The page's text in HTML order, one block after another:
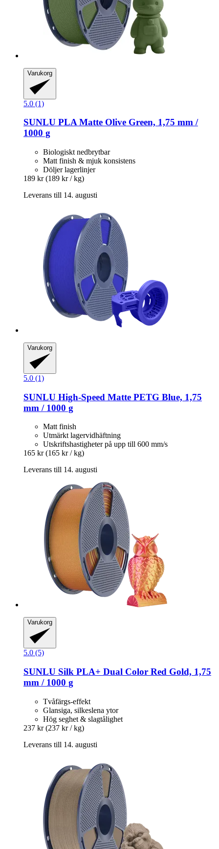
Varukorg
5.0 (1)
SUNLU PLA Matte Olive Green, 1,75 mm /
1000 g
Biologiskt nedbrytbar
Matt finish & mjuk konsistens
Döljer lagerlinjer
189 kr (189 kr / kg)
Leverans till 14. augusti
Varukorg
5.0 (1)
SUNLU High-​Speed Matte PETG Blue, 1,75
mm / 1000 g
Matt finish
Utmärkt lagervidhäftning
Utskriftshastigheter på upp till 600 mm/s
165 kr (165 kr / kg)
Leverans till 14. augusti
Varukorg
5.0 (5)
SUNLU Silk PLA+ Dual Color Red Gold, 1,75
mm / 1000 g
Tvåfärgs-effekt
Glansiga, silkeslena ytor
Hög seghet & slagtålighet
237 kr (237 kr / kg)
Leverans till 14. augusti